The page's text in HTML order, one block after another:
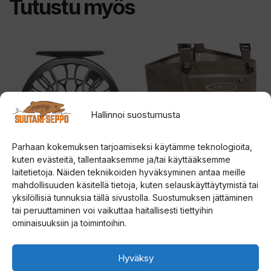
Hallinnoi suostumusta
Parhaan kokemuksen tarjoamiseksi käytämme teknologioita,
kuten evästeitä, tallentaaksemme ja/tai käyttääksemme
laitetietoja. Näiden tekniikoiden hyväksyminen antaa meille
mahdollisuuden käsitellä tietoja, kuten selauskäyttäytymistä tai
yksilöllisiä tunnuksia tällä sivustolla. Suostumuksen jättäminen
tai peruuttaminen voi vaikuttaa haitallisesti tiettyihin
ominaisuuksiin ja toimintoihin.
Hyväksy
Tutustu myös
Vision XO perhokela
5.00
419,00€ –549,00€Hintaluokka:
549,00 €
Valitse vaihtoehdoista
tuotteella
useampi
muunnelma.
tehdä
valinnat
tuotteen
sivulla.
Vision Atom
kahluuhousut
Valitse vaihtoehdoista
tuotteella
on
muunnelma.
tehdä
valinnat
tuotteen
sivulla.